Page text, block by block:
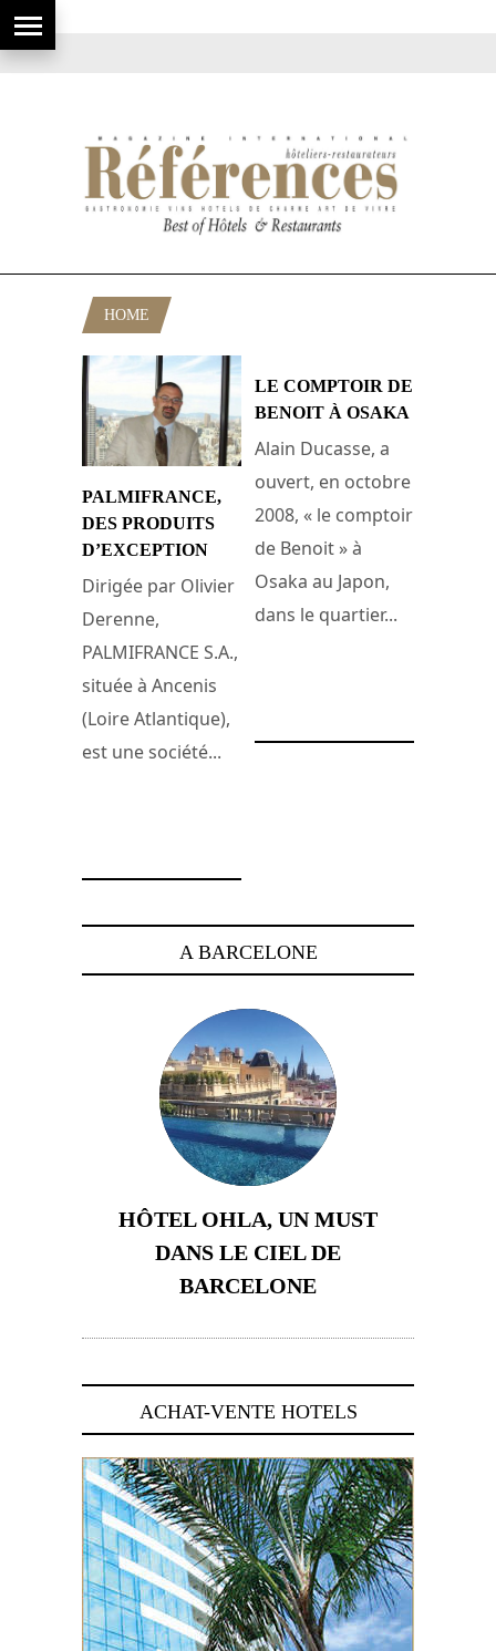
HOME
PALMIFRANCE,
DES PRODUITS
D’EXCEPTION
Dirigée par Olivier
Derenne,
PALMIFRANCE S.A.,
située à Ancenis
(Loire Atlantique),
est une société...
LE COMPTOIR DE
BENOIT À OSAKA
Alain Ducasse, a
ouvert, en octobre
2008, « le comptoir
de Benoit » à
Osaka au Japon,
dans le quartier...
A BARCELONE
HÔTEL OHLA, UN MUST
DANS LE CIEL DE
BARCELONE
ACHAT-VENTE HOTELS